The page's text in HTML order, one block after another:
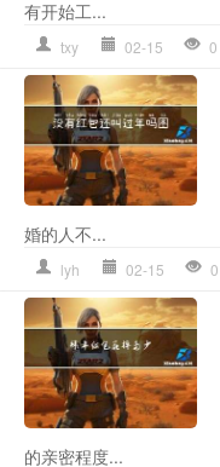
有开始工...
txy 02-15 0
婚的人不...
lyh 02-15 0
的亲密程度...